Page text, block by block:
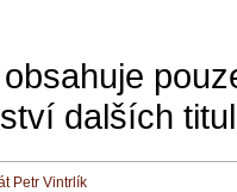
dalších
Petr Vintrlík